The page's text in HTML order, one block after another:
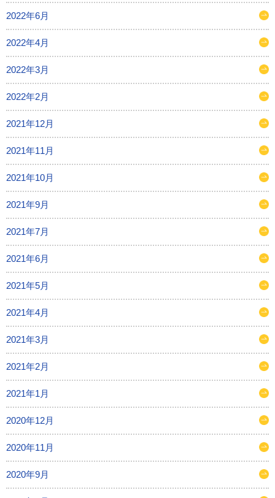
2022年6月
2022年4月
2022年3月
2022年2月
2021年12月
2021年11月
2021年10月
2021年9月
2021年7月
2021年6月
2021年5月
2021年4月
2021年3月
2021年2月
2021年1月
2020年12月
2020年11月
2020年9月